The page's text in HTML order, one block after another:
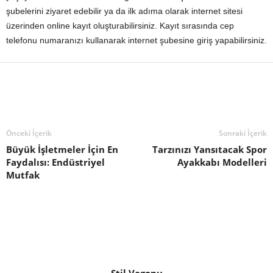
şubelerini ziyaret edebilir ya da ilk adıma olarak internet sitesi
üzerinden online kayıt oluşturabilirsiniz. Kayıt sırasında cep
telefonu numaranızı kullanarak internet şubesine giriş yapabilirsiniz.
Önceki İçerik
Büyük İşletmeler İçin En
Faydalısı: Endüstriyel
Mutfak
Sonraki İçerik
Tarzınızı Yansıtacak Spor
Ayakkabı Modelleri